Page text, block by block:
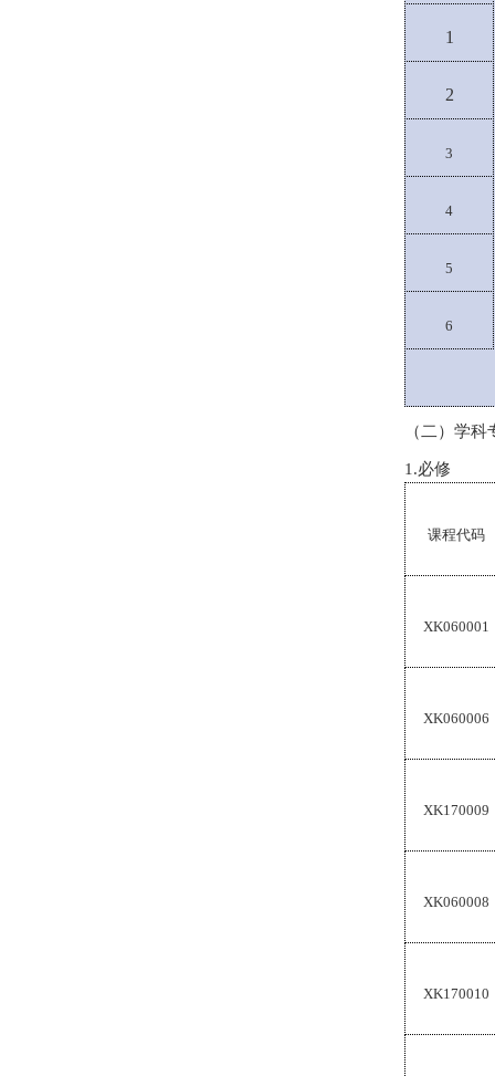
1
2
3
4
5
6
（二）学
1.必修
课程代码
XK060001
XK060006
XK170009
XK060008
XK170010